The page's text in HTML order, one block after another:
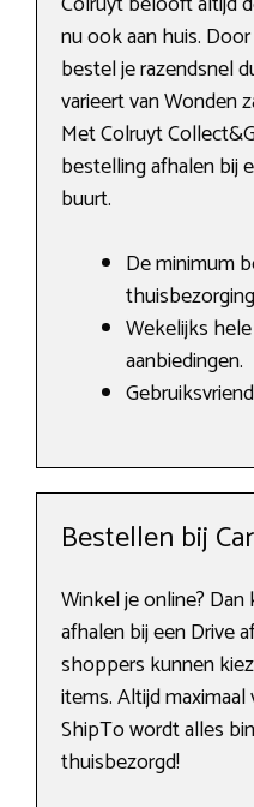
nu ook aan huis.
bestel je razendsnel
varieert van Wonden
Met Colruyt
bestelling afhalen bij
buurt.
De minimum
Wekelijks
aanbiedingen.
Bestellen bij
Winkel je online?
afhalen bij een Drive
shoppers kunnen
items. Altijd
ShipTo wordt alles
thuisbezorgd!